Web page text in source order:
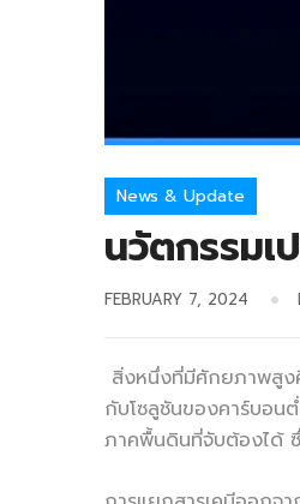
News & Update
นวัตกรรม
FEBRUARY 7, 2024
สิ่งหนึ่งที่มีศักยภาพสู
กับโซลูชันของคาร์บอน
ภาคพื้นดินที่จับต้องได้